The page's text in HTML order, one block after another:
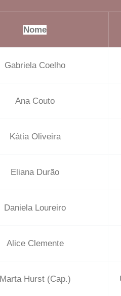
Nome
Gabriela Coelho
Ana Couto
Kátia Oliveira
Eliana Durão
Daniela Loureiro
Alice Clemente
Marta Hurst (Cap.)